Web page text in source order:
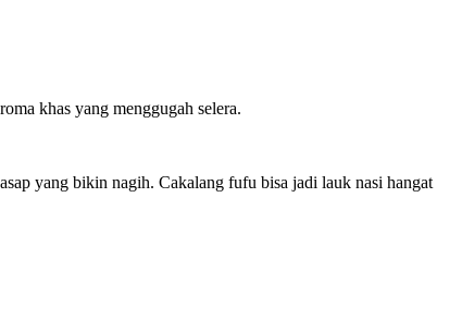
khas yang menggugah selera.
yang bikin nagih. Cakalang fufu bisa jadi lauk nasi hangat